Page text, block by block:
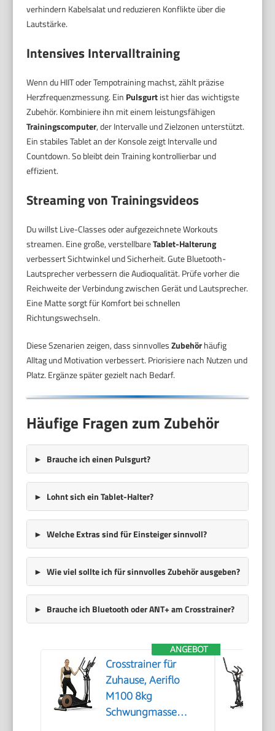
verhindern Kabelsalat und reduzieren Konflikte über die
Lautstärke.
Intensives Intervalltraining
Wenn du HIIT oder Tempotraining machst, zählt präzise
Herzfrequenzmessung. Ein Pulsgurtist hier das wichtigste
Zubehör. Kombiniere ihn mit einem leistungsfähigen
Trainingscomputer, der Intervalle und Zielzonen unterstützt.
Ein stabiles Tablet an der Konsole zeigt Intervalle und
Countdown. So bleibt dein Training kontrollierbar und
effizient.
Streaming von Trainingsvideos
Du willst Live-Classes oder aufgezeichnete Workouts
streamen. Eine große, verstellbareTablet-Halterung
verbessert Sichtwinkel und Sicherheit. Gute Bluetooth-
Lautsprecher verbessern die Audioqualität. Prüfe vorher die
Reichweite der Verbindung zwischen Gerät und Lautsprecher.
Eine Matte sorgt für Komfort bei schnellen
Richtungswechseln.
Diese Szenarien zeigen, dass sinnvollesZubehörhäufig
Alltag und Motivation verbessert. Priorisiere nach Nutzen und
Platz. Ergänze später gezielt nach Bedarf.
Häufige Fragen zum Zubehör
Brauche ich einen Pulsgurt?
Lohnt sich ein Tablet-Halter?
Welche Extras sind für Einsteiger sinnvoll?
Wie viel sollte ich für sinnvolles Zubehör ausgeben?
Brauche ich Bluetooth oder ANT+ am Crosstrainer?
ANGEBOT
Crosstrainer für
Zuhause, Aeriflo
M100 8kg
Schwungmasse